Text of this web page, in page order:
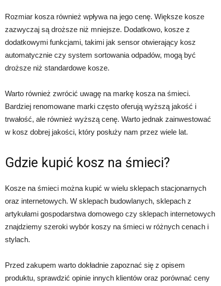
Rozmiar kosza również wpływa na jego cenę. Większe kosze
zazwyczaj są droższe niż mniejsze. Dodatkowo, kosze z
dodatkowymi funkcjami, takimi jak sensor otwierający kosz
automatycznie czy system sortowania odpadów, mogą być
droższe niż standardowe kosze.
Warto również zwrócić uwagę na markę kosza na śmieci.
Bardziej renomowane marki często oferują wyższą jakość i
trwałość, ale również wyższą cenę. Warto jednak zainwestować
w kosz dobrej jakości, który posłuży nam przez wiele lat.
Gdzie kupić kosz na śmieci?
Kosze na śmieci można kupić w wielu sklepach stacjonarnych
oraz internetowych. W sklepach budowlanych, sklepach z
artykułami gospodarstwa domowego czy sklepach internetowych
znajdziemy szeroki wybór koszy na śmieci w różnych cenach i
stylach.
Przed zakupem warto dokładnie zapoznać się z opisem
produktu, sprawdzić opinie innych klientów oraz porównać ceny